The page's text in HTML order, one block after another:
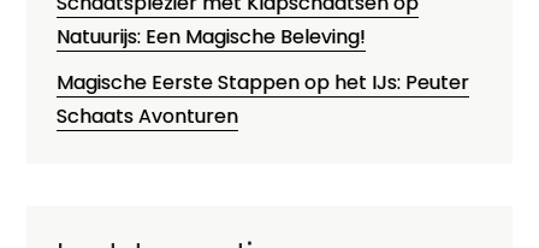
Natuurijs: Een Magische Beleving!
Magische Eerste Stappen op het IJs: Peuter
Schaats Avonturen